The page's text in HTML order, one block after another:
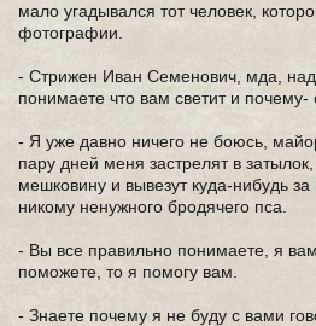
мало угадывался тот человек,
фотографии.
- Стрижен Иван Семенович, мда,
понимаете что вам светит и
- Я уже давно ничего не боюсь,
пару дней меня застрелят в
мешковину и вывезут куда-нибудь за
никому ненужного бродячего пса.
- Вы все правильно понимаете, я
поможете, то я помогу вам.
- Знаете почему я не буду с вами